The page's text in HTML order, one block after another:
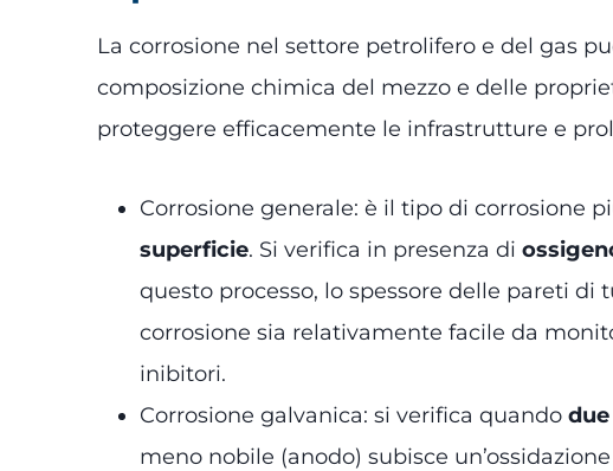
La corrosione nel settore petrolifero e del gas
composizione chimica del mezzo e delle
proteggere efficacemente le infrastrutture e
Corrosione generale: è il tipo di corrosione
superficie. Si verifica in presenza di
questo processo, lo spessore delle pareti
corrosione sia relativamente facile da
inibitori.
Corrosione galvanica: si verifica quando
meno nobile (anodo) subisce